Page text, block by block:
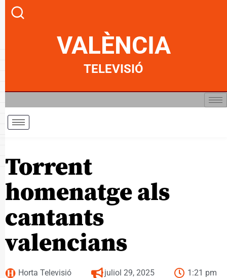
VALÈNCIA
TELEVISIÓ
Torrent
homenatge als
cantants
valencians
Horta Televisió juliol 29, 2025 1:21 pm